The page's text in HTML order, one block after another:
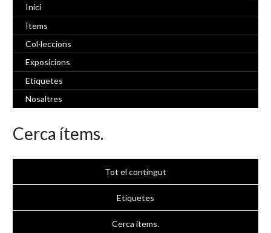
Inici
Ítems
Col·leccions
Exposicions
Etiquetes
Nosaltres
Cerca ítems.
Tot el contingut
Etiquetes
Cerca ítems.